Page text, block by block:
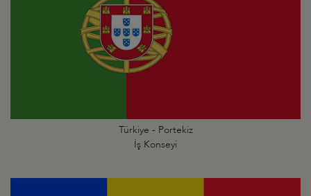
Türkiye - Portekiz
İş Konseyi